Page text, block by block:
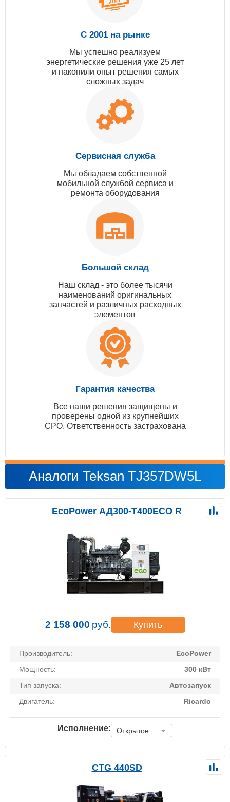
С 2001 на рынке
Мы успешно реализуем
энергетические решения уже 25 лет
и накопили опыт решения самых
сложных задач
Сервисная служба
Мы обладаем собственной
мобильной службой сервиса и
ремонта оборудования
Большой склад
Наш склад - это более тысячи
наименований оригинальных
запчастей и различных расходных
элементов
Гарантия качества
Все наши решения защищены и
проверены одной из крупнейших
СРО. Ответственность застрахована
Аналоги Teksan TJ357DW5L
EcoPower АД300-T400ECO R
2 158 000 руб. Купить
Производитель:
EcoPower
Мощность:
300 кВт
Тип запуска:
Автозапуск
Двигатель:
Ricardo
Исполнение: Открытое
CTG 440SD